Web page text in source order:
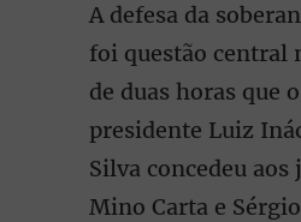
A defesa da
foi questão central
de duas horas que
presidente Luiz
Silva concedeu
Mino Carta e